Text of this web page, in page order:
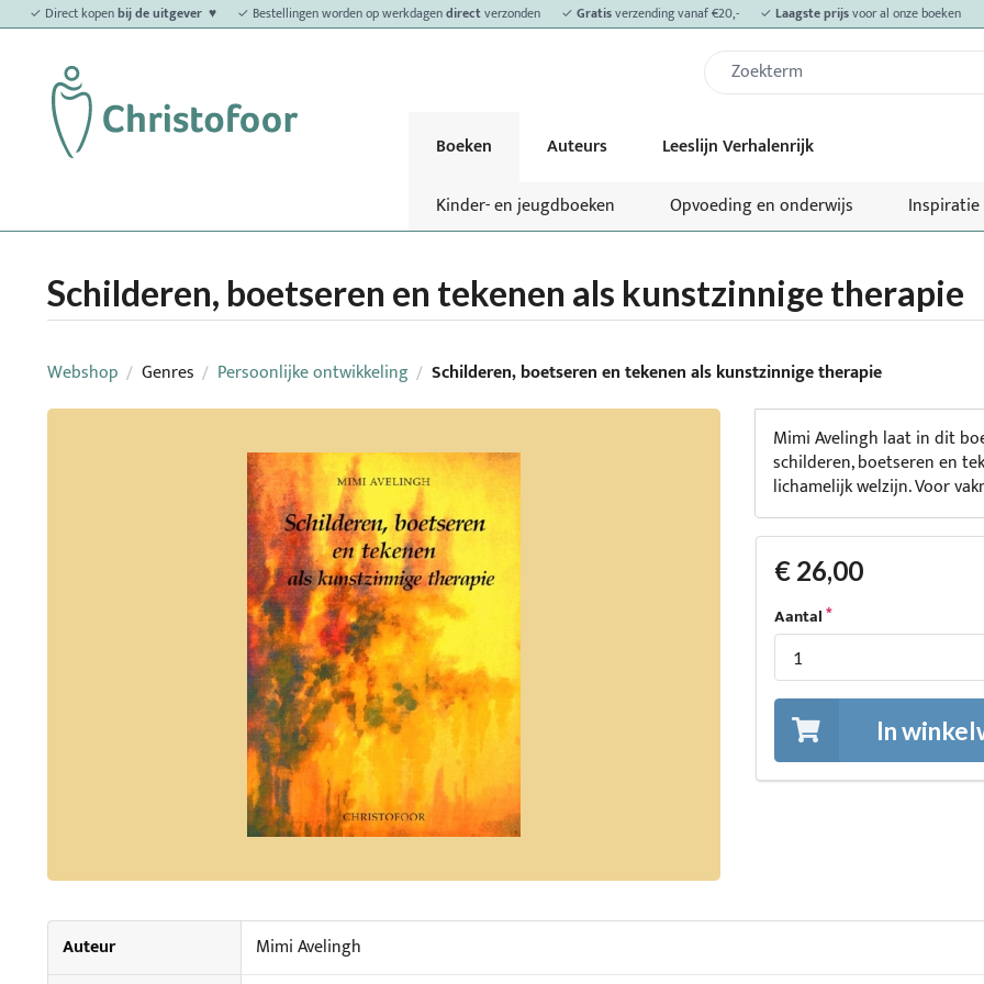
✓ Direct kopenbij de uitgever ♥ ✓ Bestellingen worden op werkdagendirectverzonden ✓ Gratisverzending vanaf €20,- ✓ Laagste prijsvoor al onze boeken
Boeken Auteurs
Leeslijn Verhalenrijk
Kinder- en jeugdboeken
Opvoeding en onderwijs
Schilderen, boetseren en tekenen als kunstzinnige therapie
Webshop / Genres / Persoonlijke ontwikkeling / Schilderen, boetseren en tekenen als kunstzinnige therapie
Mimi Avelingh laat in dit
schilderen, boetseren en
lichamelijk welzijn. Voor
€ 26,00
Aantal
In
Auteur Mimi Avelingh